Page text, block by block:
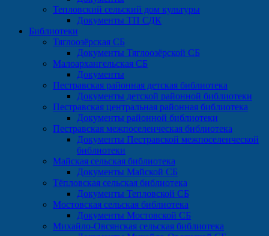
Тепловский сельский дом культуры
Документы ТП СДК
Библиотеки
Тяглоозёрская СБ
Документы Тяглоозёрской СБ
Малоархангельская СБ
Документы
Пестравская районная детская библиотека
Документы детской районной библиотеки
Пестравская центральная районная библиотека
Документы районной библиотеки
Пестравская межпоселенческая библиотека
Документы Пестравской межпоселенческой
библиотеки
Майская сельская библиотека
Документы Майской СБ
Тёпловская сельская библиотека
Документы Тепловской СБ
Мостовская сельская библиотека
Документы Мостовской СБ
Михайло-Овсянская сельская библиотека